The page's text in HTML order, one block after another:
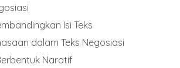
Isi Teks
dalam Teks Negosiasi
Naratif